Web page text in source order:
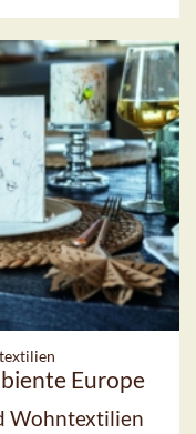
Europe
Wohntextilien